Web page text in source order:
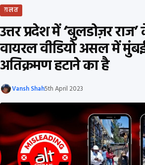
ग़लत
उत्तर प्रदेश में ‘बुलडोज़र
वायरल वीडियो असल में
अतिक्रमण हटाने का है
Vansh Shah5th April 2023